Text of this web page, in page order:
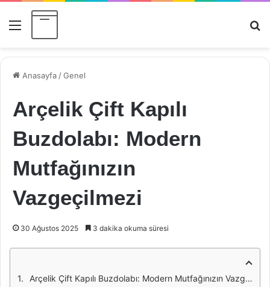
Menü
Anasayfa /Genel
Arçelik Çift Kapılı
Buzdolabı: Modern
Mutfağınızın
Vazgeçilmezi
30 Ağustos 2025 3 dakika okuma süresi
Arçelik Çift Kapılı Buzdolabı: Modern Mutfağınızın Vazgeçilmezi